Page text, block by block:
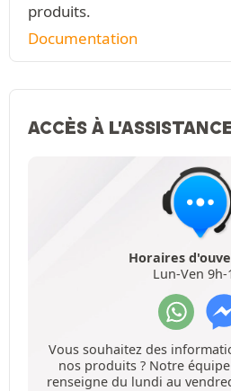
produits.
Documentation
ACCÈS À
Horaires
Lun-Ven 9h-
Vous souhaitez des
nos produits ? Notre
renseigne du lundi au